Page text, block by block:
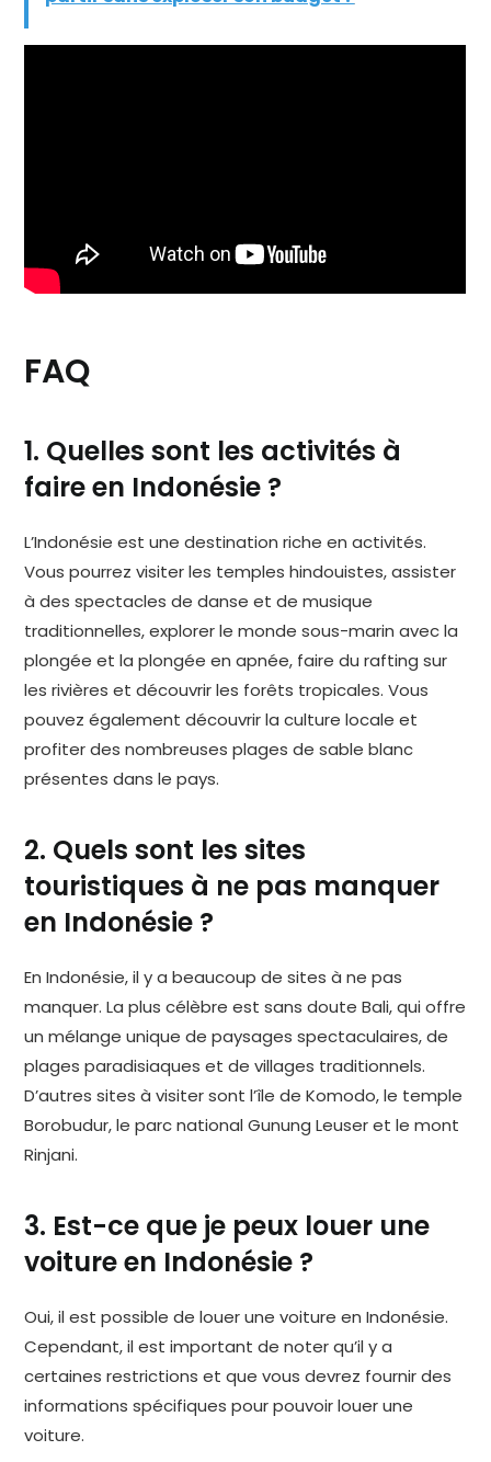
FAQ
1. Quelles sont les activités à
faire en Indonésie ?
L’Indonésie est une destination riche en activités.
Vous pourrez visiter les temples hindouistes, assister
à des spectacles de danse et de musique
traditionnelles, explorer le monde sous-marin avec la
plongée et la plongée en apnée, faire du rafting sur
les rivières et découvrir les forêts tropicales. Vous
pouvez également découvrir la culture locale et
profiter des nombreuses plages de sable blanc
présentes dans le pays.
2. Quels sont les sites
touristiques à ne pas manquer
en Indonésie ?
En Indonésie, il y a beaucoup de sites à ne pas
manquer. La plus célèbre est sans doute Bali, qui offre
un mélange unique de paysages spectaculaires, de
plages paradisiaques et de villages traditionnels.
D’autres sites à visiter sont l’île de Komodo, le temple
Borobudur, le parc national Gunung Leuser et le mont
Rinjani.
3. Est-ce que je peux louer une
voiture en Indonésie ?
Oui, il est possible de louer une voiture en Indonésie.
Cependant, il est important de noter qu’il y a
certaines restrictions et que vous devrez fournir des
informations spécifiques pour pouvoir louer une
voiture.